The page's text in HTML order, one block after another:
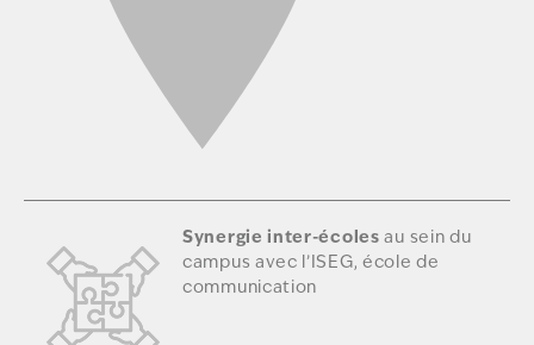
Synergie inter-écoles au sein du
campus avec l’ISEG, école de
communication